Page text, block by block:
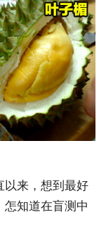
来，想到最好
知道在盲测中